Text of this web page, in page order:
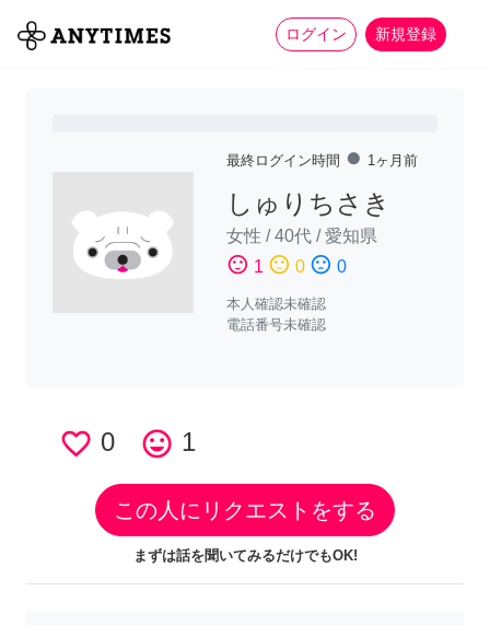
ログイン 新規登録
全て 家事 more_horiz
最終ログイン時間 fiber_manual_record 1ヶ月前
しゅりちさき
女性 /40代 /愛知県
sentiment_satisfied 1 sentiment_neutral 0 sentiment_dissatisfied 0
本人確認未確認
電話番号未確認
favorite_border 0 tag_faces 1
この人にリクエストをする
まずは話を聞いてみるだけでもOK!